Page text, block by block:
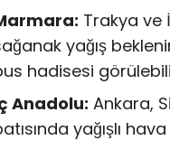
Trakya ve
yağış
hadisesi
Anadolu: Ankara,
yağışlı